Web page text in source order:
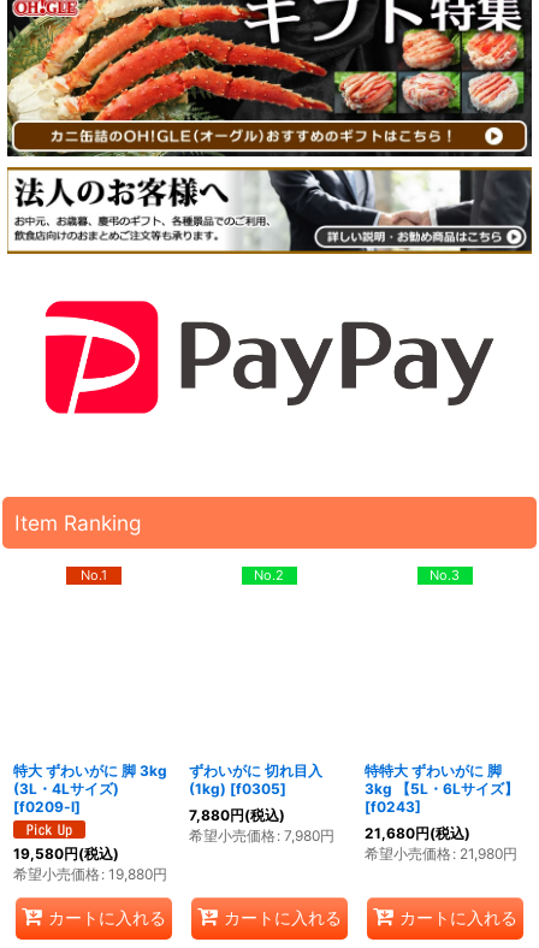
Item Ranking
No.1
特大 ずわいがに 脚 3kg
(3L・4Lサイズ)
[f0209-l]
19,580円(税込)
希望小売価格: 19,880円
カートに入れる
No.2
ずわいがに 切れ目入
(1kg) [f0305]
7,880円(税込)
希望小売価格: 7,980円
カートに入れる
No.3
特特大 ずわいがに 脚
3kg 【5L・6Lサイズ】
[f0243]
21,680円(税込)
希望小売価格: 21,980円
カートに入れる